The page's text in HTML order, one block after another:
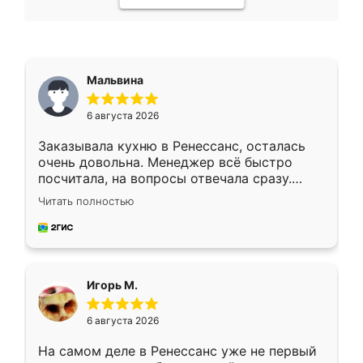
Мальвина
6 августа 2026
Заказывала кухню в Ренессанс, осталась
очень довольна. Менеджер всё быстро
посчитала, на вопросы отвечала сразу.
Замерщик приехал в субботу, подошёл к
делу со всей ответственностью. Собрали
за день, ребята работали аккуратно, даже
Читать полностью
Игорь М.
6 августа 2026
На самом деле в Ренессанс уже не первый